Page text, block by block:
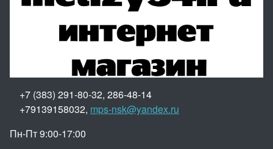
+7 (383) 291-80-32, 286-48-14
+79139158032, mps-nsk@yandex.ru
Пн-Пт 9:00-17:00